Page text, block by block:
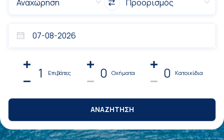
1 Επιβάτες 0 Οχήματα 0 Κατοικίδια
ΑΝΑΖΗΤΗΣΗ